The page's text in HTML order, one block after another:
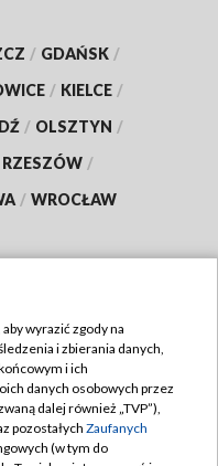
/ GDAŃSK /
/ KIELCE /
/ OLSZTYN /
RZESZÓW /
/ WROCŁAW
TVP
wyrazić zgody na
i zbierania danych,
i ich
danych osobowych przez
dalej również „TVP”),
pozostałych Zaufanych
(w tym do